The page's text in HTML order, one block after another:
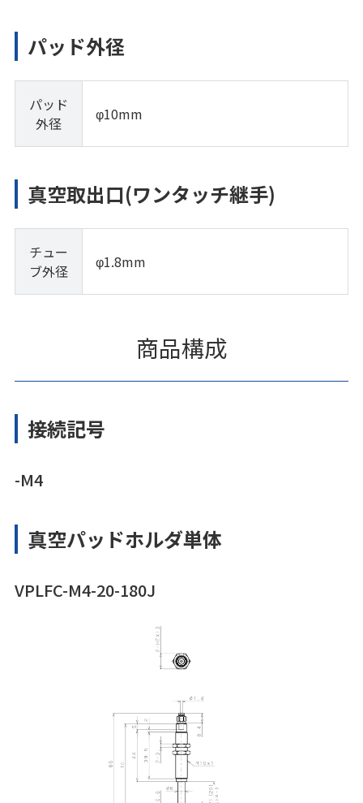
パッド外径
パッド
外径
φ10mm
真空取出口(ワンタッチ継手)
チュー
ブ外径
φ1.8mm
商品構成
接続記号
-M4
真空パッドホルダ単体
VPLFC-M4-20-180J